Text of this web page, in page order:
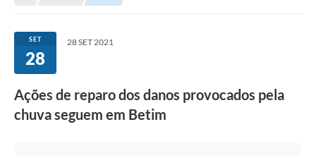
SET
28
28 SET 2021
Ações de reparo dos danos provocados pela
chuva seguem em Betim